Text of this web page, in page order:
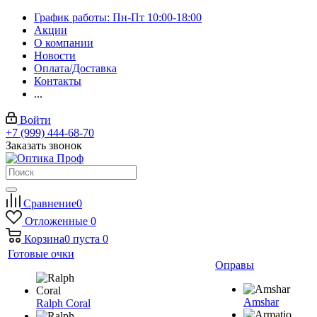
График работы: Пн-Пт 10:00-18:00
Акции
О компании
Новости
Оплата/Доставка
Контакты
...
Войти
+7 (999) 444-68-70
Заказать звонок
Сравнение0
Отложенные 0
Корзина0 пуста 0
Готовые очки
Ralph Coral
Оправы
Amshar